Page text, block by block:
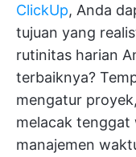
ClickUp, Anda
tujuan yang
rutinitas harian
terbaiknya?
mengatur
melacak
manajemen